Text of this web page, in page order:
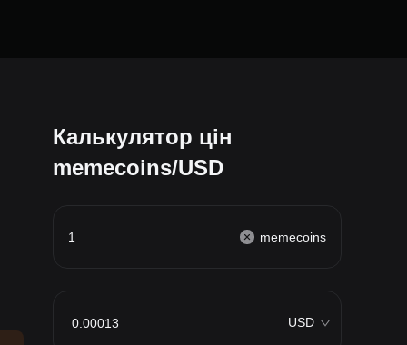
Калькулятор цін
memecoins/USD
memecoins
USD